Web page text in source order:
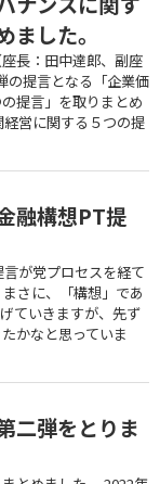
した。
長：田中達郎、副座
の提言となる「企業価
提言」を取りまとめ
営に関する５つの提
融構想PT提
が党プロセスを経て
さに、「構想」であ
ていきますが、先ず
かなと思っていま
二弾をとりま